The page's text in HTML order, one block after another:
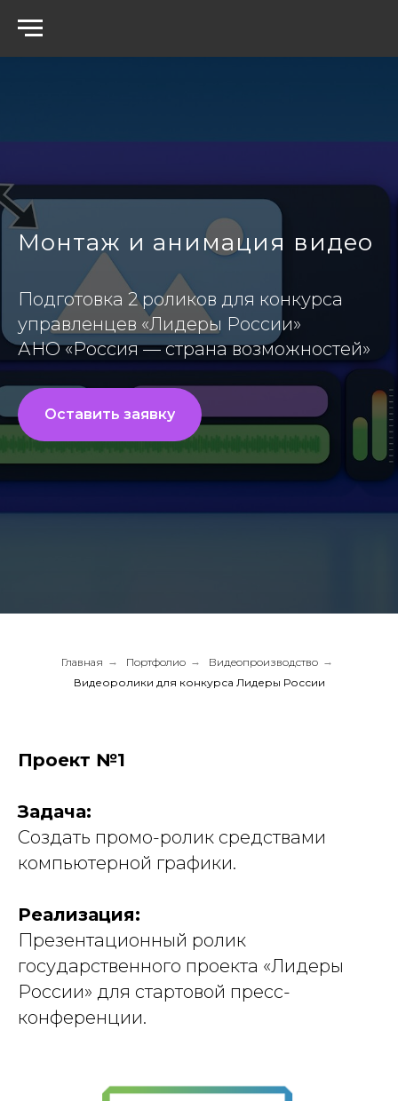
Монтаж и анимация видео
Подготовка 2 роликов для конкурса
управленцев «Лидеры России»
АНО «Россия — страна возможностей»
Оставить заявку
Главная → Портфолио → Видеопроизводство →
Видеоролики для конкурса Лидеры России
Проект №1
Задача:
Создать промо-ролик средствами
компьютерной графики.
Реализация:
Презентационный ролик
государственного проекта «Лидеры
России» для стартовой пресс-
конференции.